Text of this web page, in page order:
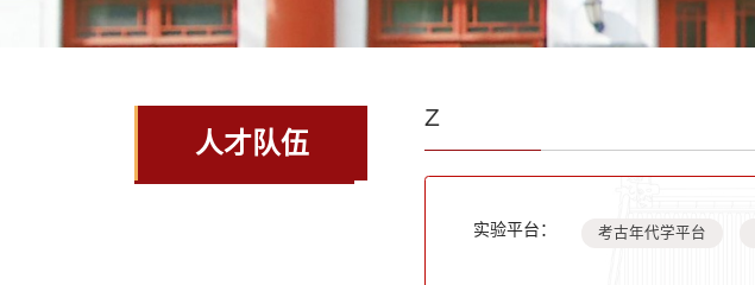
人才队伍
Z
实验平台： 考古年代学平台